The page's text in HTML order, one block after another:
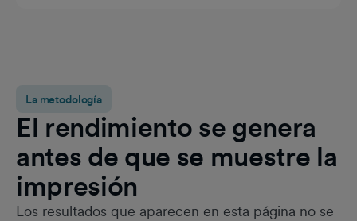
La metodología
El rendimiento se genera
antes de que se muestre la
impresión
Los resultados que aparecen en esta página no se